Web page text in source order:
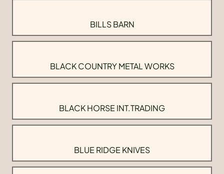
BILLS BARN
BLACK COUNTRY METAL WORKS
BLACK HORSE INT.TRADING
BLUE RIDGE KNIVES